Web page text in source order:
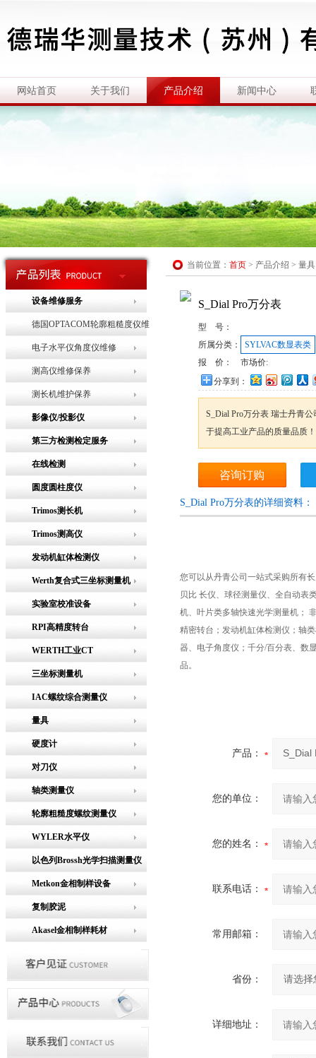
网站首页 关于我们 产品介绍 新闻中心
设备维修服务
德国OPTACOM轮廓粗糙度仪维
修
电子水平仪角度仪维修
测高仪维修保养
测长机维护保养
影像仪/投影仪
第三方检测检定服务
在线检测
圆度圆柱度仪
Trimos测长机
Trimos测高仪
发动机缸体检测仪
Werth复合式三坐标测量机
实验室校准设备
RPI高精度转台
WERTH工业CT
三坐标测量机
IAC螺纹综合测量仪
量具
硬度计
对刀仪
轴类测量仪
轮廓粗糙度螺纹测量仪
WYLER水平仪
以色列Brossh光学扫描测量仪
Metkon金相制样设备
复制胶泥
Akasel金相制样耗材
当前位置： 首页 > 产品介绍 > 量具
S_Dial Pro万分表
型 号：
所属分类：
SYLVAC数显表类
报 价：
市场价:
分享到：
S_Dial Pro万分表 瑞士丹青
于提高工业产品的质量品质！
咨询订购
S_Dial Pro万分表的详细资料：
您可以从丹青公司一站式采购所有
贝比 长仪、球径测量仪、全自动表
机、叶片类多轴快速光学测量机；
精密转台；发动机缸体检测仪；轴
器、电子角度仪；千分/百分表、数
品。
产品：
您的单位：
您的姓名：
联系电话：
常用邮箱：
省份：
详细地址：